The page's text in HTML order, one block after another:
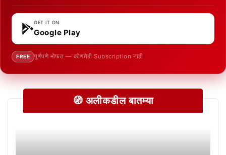
GET IT ON
Google Play
FREE पूर्णपणे मोफत — कोणतेही Subscription नाही
🧭 अलीकडील बातम्या